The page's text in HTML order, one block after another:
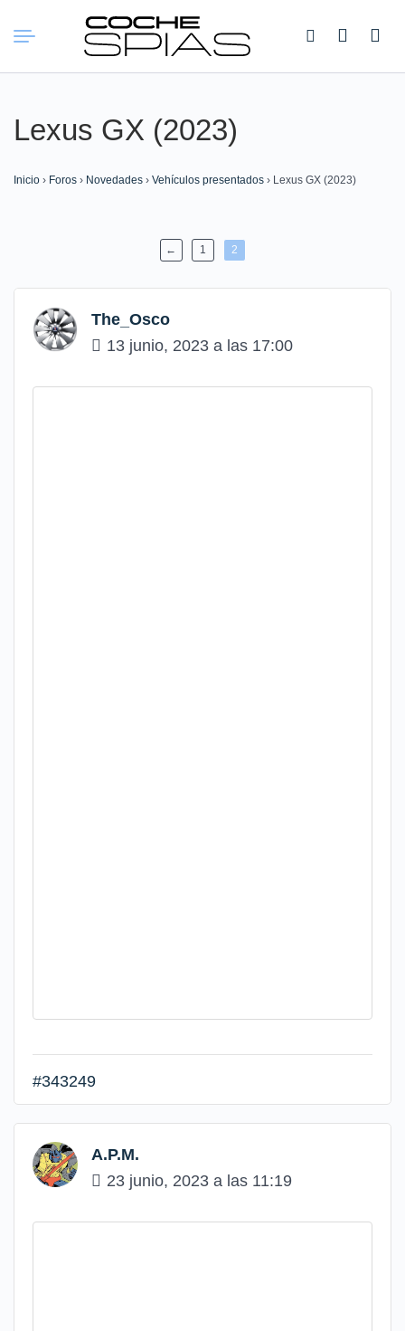
Buscar:
Lexus GX (2023)
Inicio › Foros › Novedades › Vehículos presentados › Lexus GX (2023)
← 1 2
The_Osco
13 junio, 2023 a las 17:00
#343249
A.P.M.
23 junio, 2023 a las 11:19